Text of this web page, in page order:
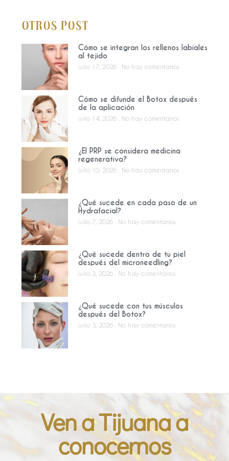
Otros Post
Cómo se integran los rellenos labiales
al tejido
julio 17, 2026 No hay comentarios
Cómo se difunde el Botox después
de la aplicación
julio 14, 2026 No hay comentarios
¿El PRP se considera medicina
regenerativa?
julio 10, 2026 No hay comentarios
¿Qué sucede en cada paso de un
Hydrafacial?
julio 7, 2026 No hay comentarios
¿Qué sucede dentro de tu piel
después del microneedling?
julio 3, 2026 No hay comentarios
¿Qué sucede con tus músculos
después del Botox?
julio 3, 2026 No hay comentarios
Ven a Tijuana a
conocernos